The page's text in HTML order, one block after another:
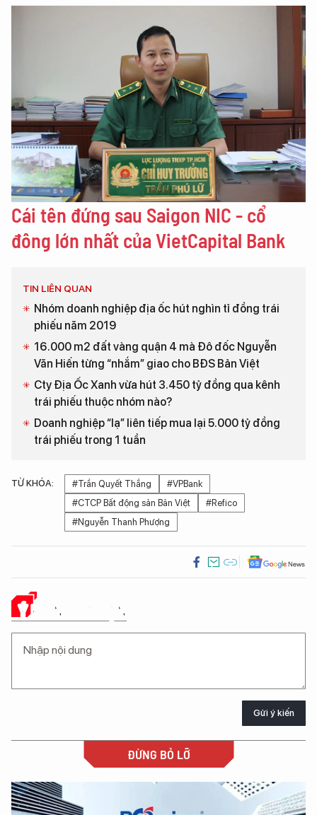
Cái tên đứng sau Saigon NIC - cổ
đông lớn nhất của VietCapital Bank
TIN LIÊN QUAN
Nhóm doanh nghiệp địa ốc hút nghìn tỉ đồng trái
phiếu năm 2019
16.000 m2 đất vàng quận 4 mà Đô đốc Nguyễn
Văn Hiến từng “nhắm” giao cho BĐS Bản Việt
Cty Địa Ốc Xanh vừa hút 3.450 tỷ đồng qua kênh
trái phiếu thuộc nhóm nào?
Doanh nghiệp “lạ” liên tiếp mua lại 5.000 tỷ đồng
trái phiếu trong 1 tuần
TỪ KHÓA: #Trần Quyết Thắng
#VPBank
#CTCP Bất động sản Bản Việt
#Refico
#Nguyễn Thanh Phượng
Ý KIẾN CỦA BẠN
Gửi ý kiến
ĐỪNG BỎ LỠ